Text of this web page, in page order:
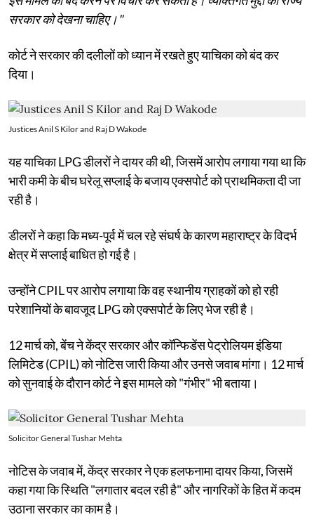
सरकार को देखना चाहिए।"
कोर्ट ने सरकार की दलीलों को ध्यान में रखते हुए याचिका को बंद कर
दिया।
Justices Anil S Kilor and Raj D Wakode
यह याचिका LPG डीलरों ने दायर की थी, जिसमें आरोप लगाया गया था कि
भारी कमी के बीच घरेलू सप्लाई के बजाय एक्सपोर्ट को प्राथमिकता दी जा
रही है।
डीलरों ने कहा कि मध्य-पूर्व में चल रहे संघर्ष के कारण महाराष्ट्र के विदर्भ
क्षेत्र में सप्लाई बाधित हो गई है।
उन्होंने CPIL पर आरोप लगाया कि वह स्थानीय ग्राहकों को हो रही
परेशानियों के बावजूद LPG को एक्सपोर्ट के लिए भेज रही है।
12 मार्च को, बेंच ने केंद्र सरकार और कॉन्फिडेंस पेट्रोलियम इंडिया
लिमिटेड (CPIL) को नोटिस जारी किया और उनसे जवाब मांगा। 12 मार्च
को सुनवाई के दौरान कोर्ट ने इस मामले को "गंभीर" भी बताया।
Solicitor General Tushar Mehta
नोटिस के जवाब में, केंद्र सरकार ने एक हलफनामा दायर किया, जिसमें
कहा गया कि स्थिति "लगातार बदल रही है" और नागरिकों के हित में कदम
उठाना सरकार का काम है।